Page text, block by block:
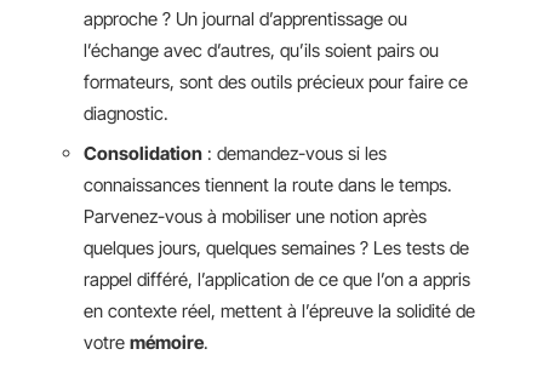
approche ? Un journal d’apprentissage ou
l’échange avec d’autres, qu’ils soient pairs ou
formateurs, sont des outils précieux pour faire ce
diagnostic.
Consolidation : demandez-vous si les
connaissances tiennent la route dans le temps.
Parvenez-vous à mobiliser une notion après
quelques jours, quelques semaines ? Les tests de
rappel différé, l’application de ce que l’on a appris
en contexte réel, mettent à l’épreuve la solidité de
votre mémoire.